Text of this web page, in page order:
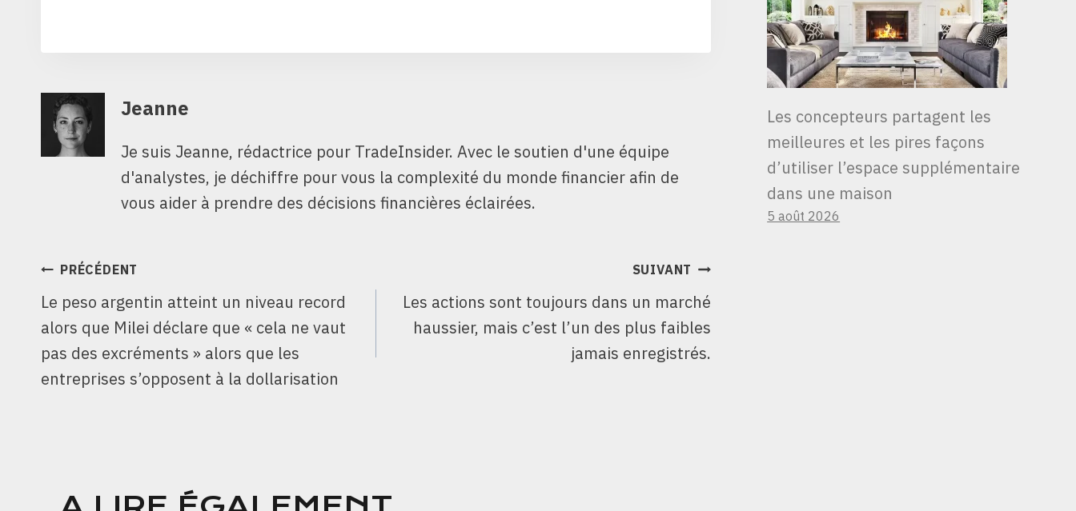
Jeanne
Je suis Jeanne, rédactrice pour TradeInsider. Avec le soutien d'une équipe
d'analystes, je déchiffre pour vous la complexité du monde financier afin de
vous aider à prendre des décisions financières éclairées.
NAVIGATION
DE
L’ARTICLE
PRÉCÉDENT
Le peso argentin atteint un niveau record
alors que Milei déclare que « cela ne vaut
pas des excréments » alors que les
entreprises s’opposent à la dollarisation
SUIVANT
Les actions sont toujours dans un marché
haussier, mais c’est l’un des plus faibles
jamais enregistrés.
Les concepteurs partagent les
meilleures et les pires façons
d’utiliser l’espace supplémentaire
dans une maison
5 août 2026